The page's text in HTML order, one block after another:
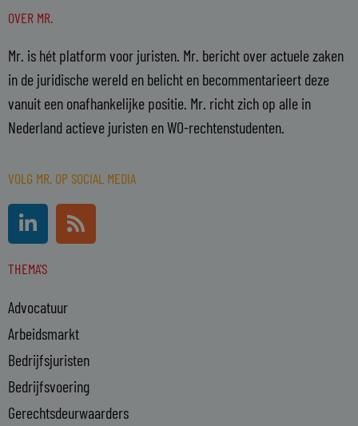
OVER MR.
Mr. is hét platform voor juristen. Mr. bericht over actuele zaken
in de juridische wereld en belicht en becommentarieert deze
vanuit een onafhankelijke positie. Mr. richt zich op alle in
Nederland actieve juristen en WO-rechtenstudenten.
VOLG MR. OP SOCIAL MEDIA
L
i
n
k
d
i
n
-
i
n
R
s
s
THEMA'S
Advocatuur
Arbeidsmarkt
Bedrijfsjuristen
Bedrijfsvoering
Gerechtsdeurwaarders